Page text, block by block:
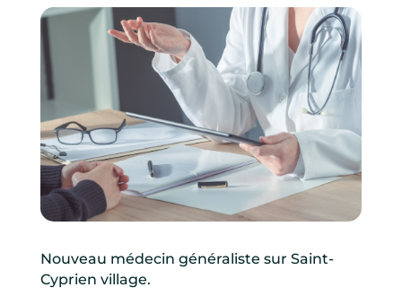
Nouveau médecin généraliste sur Saint-
Cyprien village.